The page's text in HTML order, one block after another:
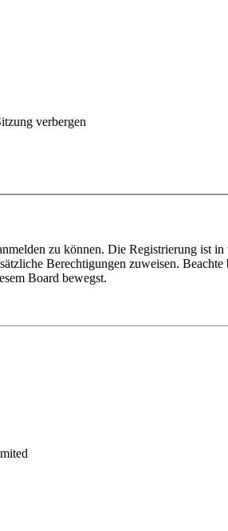
verbergen
zu können. Die Registrierung
Berechtigungen zuweisen.
Board bewegst.